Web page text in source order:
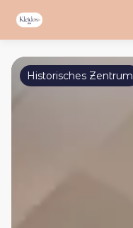
Historisches Zentrum